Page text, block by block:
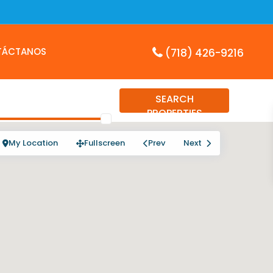
(718) 426-9216
SEARCH
PROPERTIES
My Location Fullscreen Prev Next